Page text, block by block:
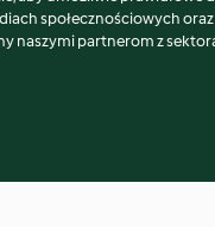
Ci się
społecznościowych
naszymi partnerom z